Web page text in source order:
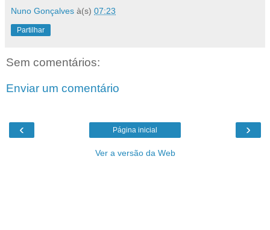
Nuno Gonçalves à(s) 07:23
Partilhar
Sem comentários:
Enviar um comentário
‹ ›
Página inicial
Ver a versão da Web